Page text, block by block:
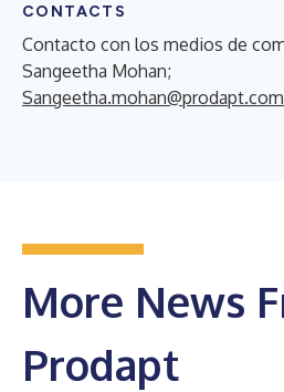
CONTACTS
Contacto con los medios de
Sangeetha Mohan;
Sangeetha.mohan@prodapt.com
More News
Prodapt